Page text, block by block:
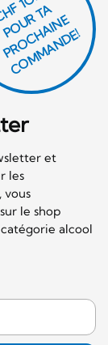
et
les
vous
le shop
alcool
P
O
U
R
T
A
P
R
O
C
H
AI
N
E
C
O
M
M
A
N
D
E!